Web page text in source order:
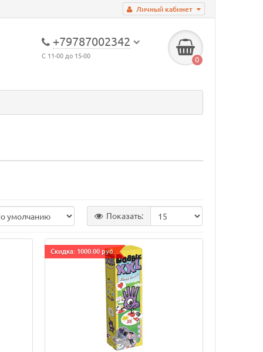
Личный кабинет
+79787002342
С 11-00 до 15-00 0
Показать:
Cкидка: 1000.00 руб.